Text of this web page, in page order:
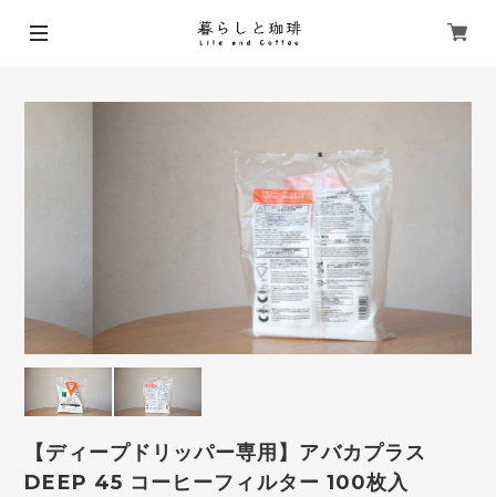
【ディープドリッパー専用】アバカプラス
DEEP 45 コーヒーフィルター 100枚入